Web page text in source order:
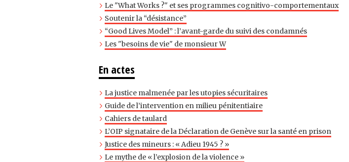
Le "What Works ?" et ses programmes cognitivo-comportementaux
Soutenir la “désistance”
“Good Lives Model” : l’avant-garde du suivi des condamnés
Les "besoins de vie" de monsieur W
En actes
La justice malmenée par les utopies sécuritaires
Guide de l’intervention en milieu pénitentiaire
Cahiers de taulard
L’OIP signataire de la Déclaration de Genève sur la santé en prison
Justice des mineurs : « Adieu 1945 ? »
Le mythe de « l’explosion de la violence »